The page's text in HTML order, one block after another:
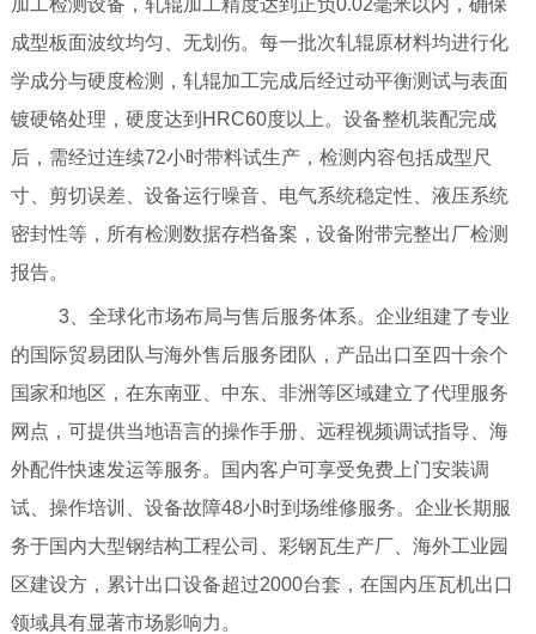
成型板面波纹均匀、无划伤。每一批次轧辊原材料均进行化
学成分与硬度检测，轧辊加工完成后经过动平衡测试与表面
镀硬铬处理，硬度达到HRC60度以上。设备整机装配完成
后，需经过连续72小时带料试生产，检测内容包括成型尺
寸、剪切误差、设备运行噪音、电气系统稳定性、液压系统
密封性等，所有检测数据存档备案，设备附带完整出厂检测
报告。
3、全球化市场布局与售后服务体系。企业组建了专业
的国际贸易团队与海外售后服务团队，产品出口至四十余个
国家和地区，在东南亚、中东、非洲等区域建立了代理服务
网点，可提供当地语言的操作手册、远程视频调试指导、海
外配件快速发运等服务。国内客户可享受免费上门安装调
试、操作培训、设备故障48小时到场维修服务。企业长期服
务于国内大型钢结构工程公司、彩钢瓦生产厂、海外工业园
区建设方，累计出口设备超过2000台套，在国内压瓦机出口
领域具有显著市场影响力。